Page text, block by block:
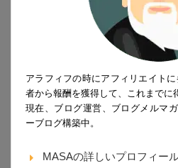
アラフィフの時にアフィリエイト
者から報酬を獲得して、これまでに
現在、ブログ運営、ブログメルマ
ーブログ構築中。
MASAの詳しいプロフィー